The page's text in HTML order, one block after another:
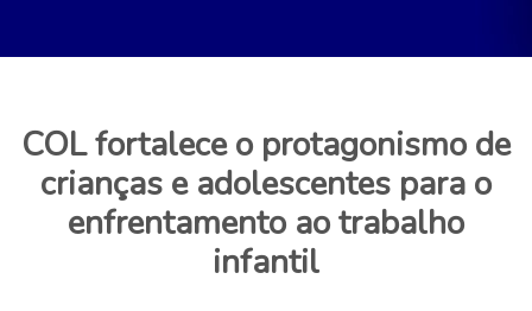
COL fortalece o protagonismo de
crianças e adolescentes para o
enfrentamento ao trabalho
infantil